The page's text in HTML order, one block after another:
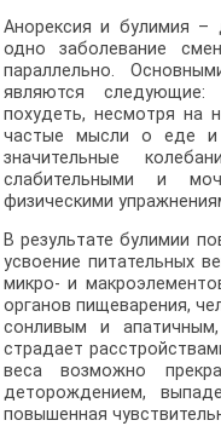
Анорексия и булимия
одно заболевание
параллельно.
являются
похудеть, несмотря на
частые мысли о еде и
значительные
слабительными и
физическими
В результате булимии
усвоение питательных
микро- и
органов пищеварения,
сонливым и
страдает
веса возможно
деторождением,
повышенная